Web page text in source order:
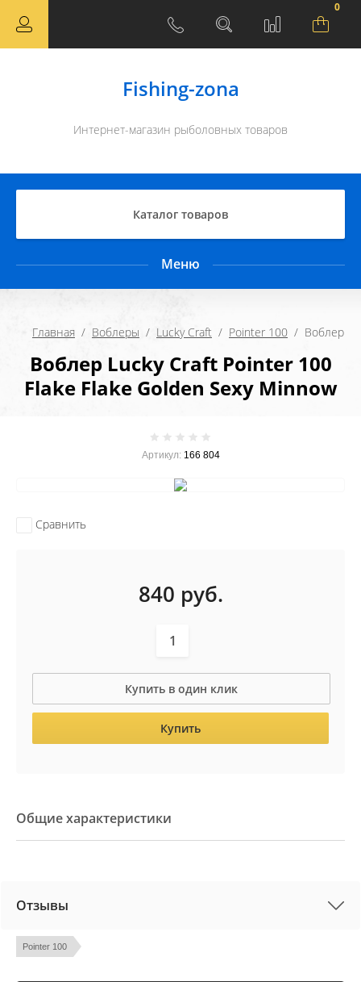
0
Fishing-zona
Интернет-магазин рыболовных товаров
Каталог товаров
Меню
Главная
  /
Воблеры
  /
Lucky Craft
  /
Pointer 100
/  Воблер
Воблер Lucky Craft Pointer 100
Flake Flake Golden Sexy Minnow
Артикул:166 804
Сравнить
840 руб.
Купить в один клик
Купить
Общие характеристики
Отзывы
Pointer 100